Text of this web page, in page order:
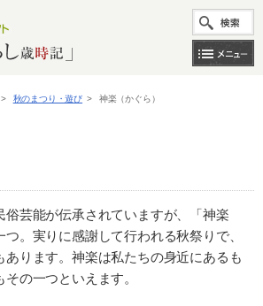
> 秋のまつり・遊び > 神楽（かぐら）
俗芸能が伝承されていますが、「神楽
つ。実りに感謝して行われる秋祭りで、
あります。神楽は私たちの身近にあるも
の一つといえます。